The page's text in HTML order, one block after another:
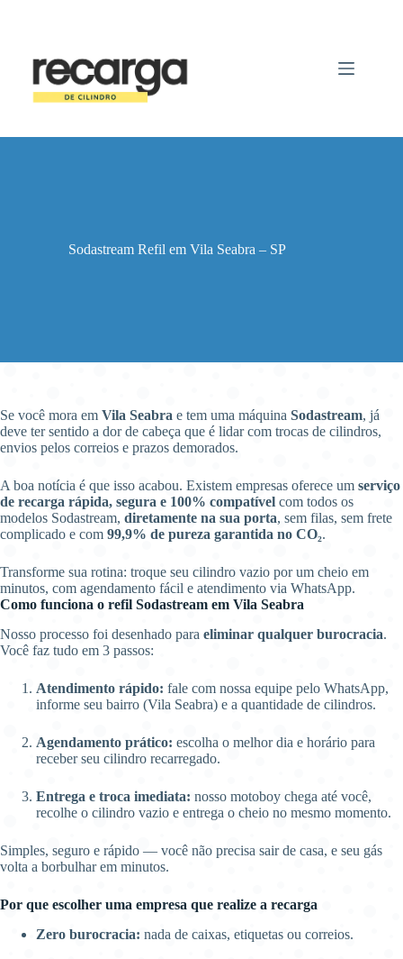
conteúdo
Sodastream Refil em Vila Seabra – SP
Se você mora em Vila Seabra e tem uma máquina Sodastream, já
deve ter sentido a dor de cabeça que é lidar com trocas de cilindros,
envios pelos correios e prazos demorados.
A boa notícia é que isso acabou. Existem empresas oferece um serviço
de recarga rápida, segura e 100% compatível com todos os
modelos Sodastream, diretamente na sua porta, sem filas, sem frete
complicado e com 99,9% de pureza garantida no CO₂.
Transforme sua rotina: troque seu cilindro vazio por um cheio em
minutos, com agendamento fácil e atendimento via WhatsApp.
Como funciona o refil Sodastream em Vila Seabra
Nosso processo foi desenhado para eliminar qualquer burocracia.
Você faz tudo em 3 passos:
Atendimento rápido: fale com nossa equipe pelo WhatsApp,
informe seu bairro (Vila Seabra) e a quantidade de cilindros.
Agendamento prático: escolha o melhor dia e horário para
receber seu cilindro recarregado.
Entrega e troca imediata: nosso motoboy chega até você,
recolhe o cilindro vazio e entrega o cheio no mesmo momento.
Simples, seguro e rápido — você não precisa sair de casa, e seu gás
volta a borbulhar em minutos.
Por que escolher uma empresa que realize a recarga
Zero burocracia: nada de caixas, etiquetas ou correios.